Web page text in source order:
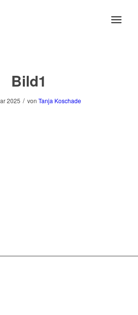
Bild1
2025 / von Tanja Koschade